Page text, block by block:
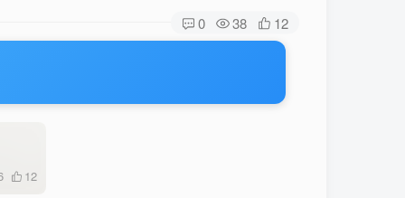
0 38 12
12